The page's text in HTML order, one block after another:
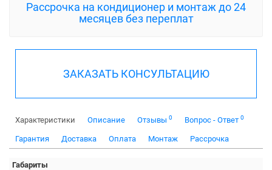
Рассрочка на кондиционер и монтаж до 24
месяцев без переплат
ЗАКАЗАТЬ КОНСУЛЬТАЦИЮ
Характеристики Описание Отзывы 0 Вопрос - Ответ 0
Гарантия Доставка Оплата Монтаж Рассрочка
Габариты